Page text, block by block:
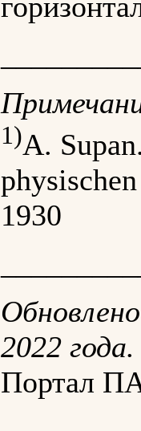
1)A.
1930
2022 года.
Портал